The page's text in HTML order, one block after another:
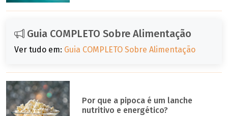
Guia COMPLETO Sobre Alimentação
Ver tudo em: Guia COMPLETO Sobre Alimentação
Por que a pipoca é um lanche
nutritivo e energético?